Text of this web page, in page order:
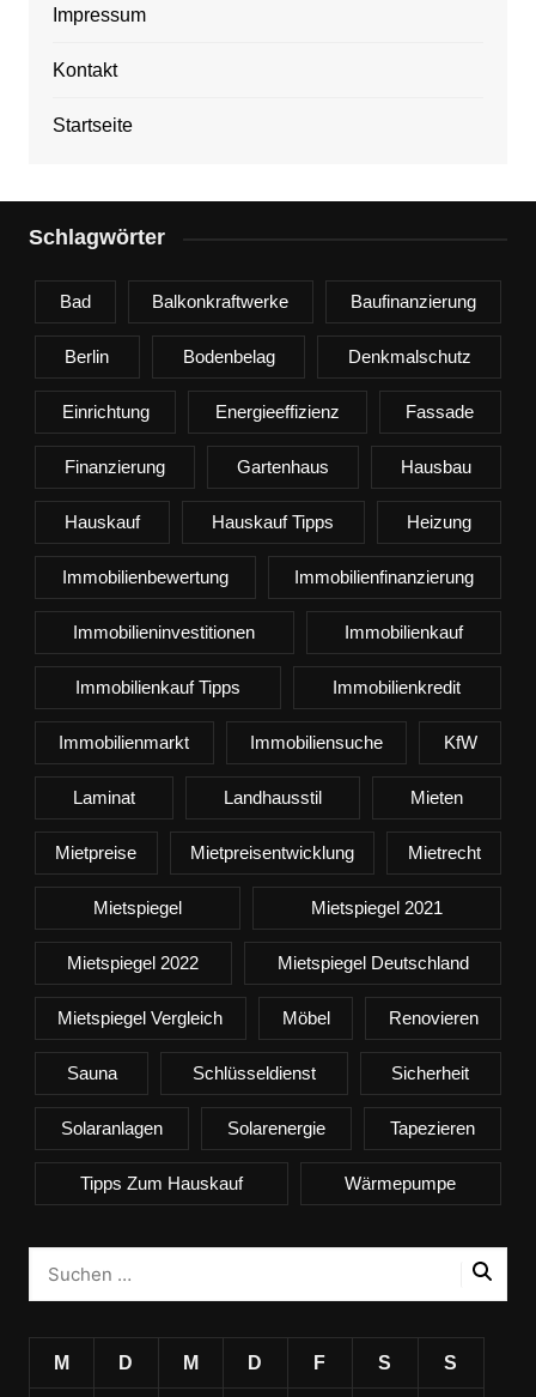
Impressum
Kontakt
Startseite
Schlagwörter
Bad Balkonkraftwerke Baufinanzierung
Berlin Bodenbelag Denkmalschutz
Einrichtung Energieeffizienz Fassade
Finanzierung Gartenhaus Hausbau
Hauskauf Hauskauf Tipps Heizung
Immobilienbewertung Immobilienfinanzierung
Immobilieninvestitionen Immobilienkauf
Immobilienkauf Tipps Immobilienkredit
Immobilienmarkt Immobiliensuche KfW
Laminat Landhausstil Mieten
Mietpreise Mietpreisentwicklung Mietrecht
Mietspiegel Mietspiegel 2021
Mietspiegel 2022 Mietspiegel Deutschland
Mietspiegel Vergleich Möbel Renovieren
Sauna Schlüsseldienst Sicherheit
Solaranlagen Solarenergie Tapezieren
Tipps Zum Hauskauf Wärmepumpe
M D M D F S S